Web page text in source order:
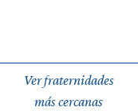
Ver fraternidades
más cercanas